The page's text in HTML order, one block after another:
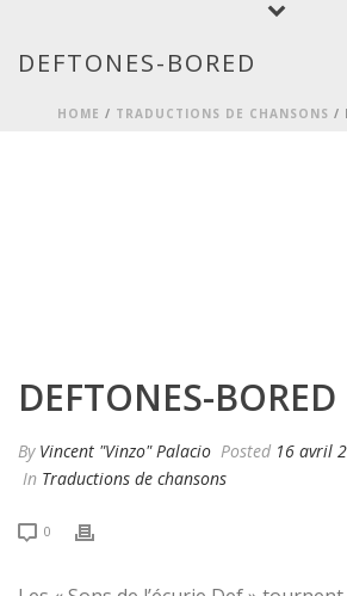
DEFTONES-BORED
HOME / TRADUCTIONS DE CHANSONS /
DEFTONES-BORED
By Vincent "Vinzo" Palacio Posted 16 avril
In Traductions de chansons
0